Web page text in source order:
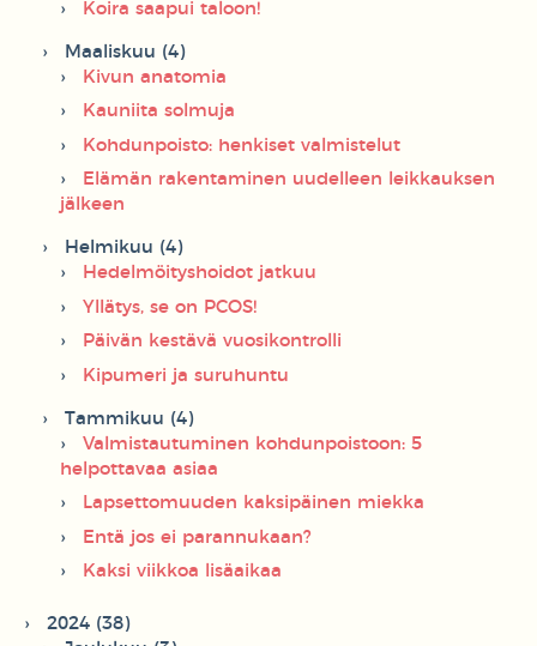
Koira saapui taloon!
Maaliskuu (4)
Kivun anatomia
Kauniita solmuja
Kohdunpoisto: henkiset valmistelut
Elämän rakentaminen uudelleen leikkauksen
jälkeen
Helmikuu (4)
Hedelmöityshoidot jatkuu
Yllätys, se on PCOS!
Päivän kestävä vuosikontrolli
Kipumeri ja suruhuntu
Tammikuu (4)
Valmistautuminen kohdunpoistoon: 5
helpottavaa asiaa
Lapsettomuuden kaksipäinen miekka
Entä jos ei parannukaan?
Kaksi viikkoa lisäaikaa
2024 (38)